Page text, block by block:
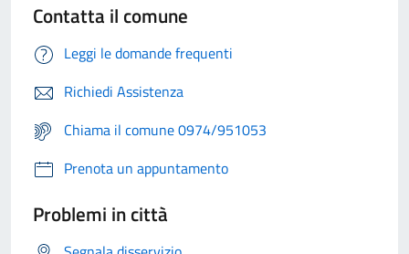
Contatta il comune
Leggi le domande frequenti
Richiedi Assistenza
Chiama il comune 0974/951053
Prenota un appuntamento
Problemi in città